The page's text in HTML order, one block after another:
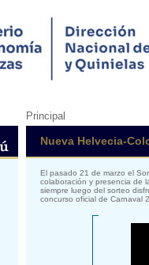
Principal
Nueva Helvecia-
El pasado 21 de marzo el
colaboración y presencia de
siempre luego del sorteo
concurso oficial de Carnaval